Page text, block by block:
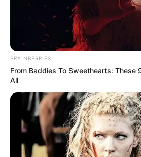
ЭТО ИНТЕРЕСНО
She Took Her Love For Horses
Level